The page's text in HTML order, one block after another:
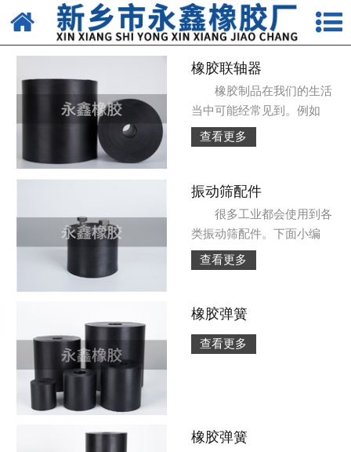
网站首页
关于我们
产品中心
新闻中心
生产车间
发货现场
橡胶联轴器
橡胶制品在我们的生活
当中可能经常见到。例如
查看更多
振动筛配件
很多工业都会使用到各
类振动筛配件。下面小编
查看更多
橡胶弹簧
查看更多
橡胶弹簧